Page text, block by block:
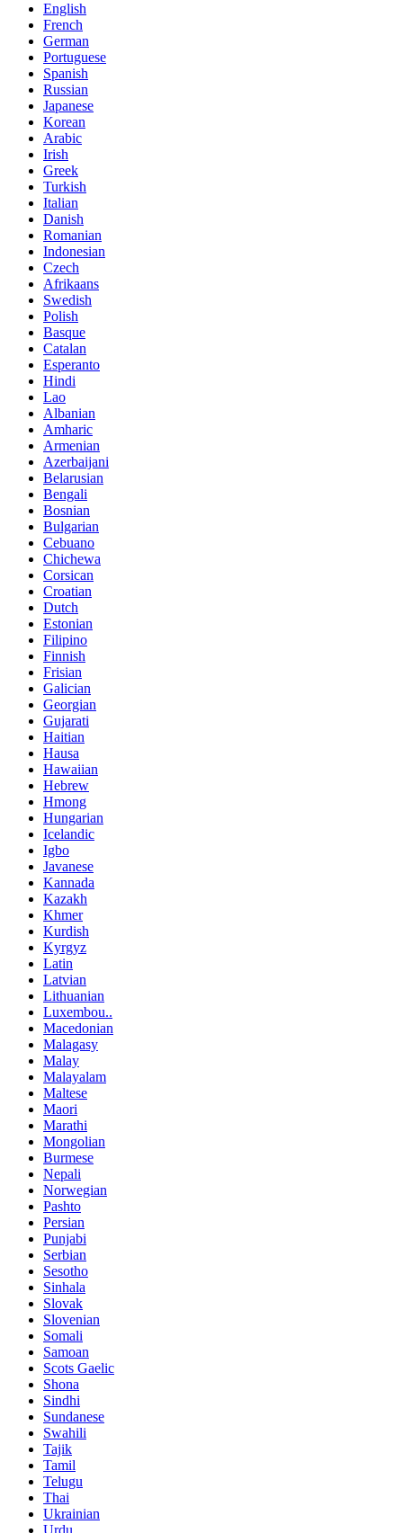
English
French
German
Portuguese
Spanish
Russian
Japanese
Korean
Arabic
Irish
Greek
Turkish
Italian
Danish
Romanian
Indonesian
Czech
Afrikaans
Swedish
Polish
Basque
Catalan
Esperanto
Hindi
Lao
Albanian
Amharic
Armenian
Azerbaijani
Belarusian
Bengali
Bosnian
Bulgarian
Cebuano
Chichewa
Corsican
Croatian
Dutch
Estonian
Filipino
Finnish
Frisian
Galician
Georgian
Gujarati
Haitian
Hausa
Hawaiian
Hebrew
Hmong
Hungarian
Icelandic
Igbo
Javanese
Kannada
Kazakh
Khmer
Kurdish
Kyrgyz
Latin
Latvian
Lithuanian
Luxembou..
Macedonian
Malagasy
Malay
Malayalam
Maltese
Maori
Marathi
Mongolian
Burmese
Nepali
Norwegian
Pashto
Persian
Punjabi
Serbian
Sesotho
Sinhala
Slovak
Slovenian
Somali
Samoan
Scots Gaelic
Shona
Sindhi
Sundanese
Swahili
Tajik
Tamil
Telugu
Thai
Ukrainian